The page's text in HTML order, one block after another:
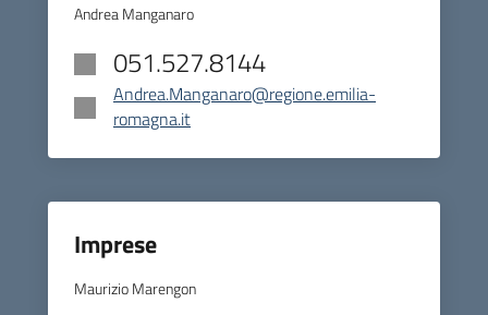
Andrea Manganaro
051.527.8144
Andrea.Manganaro@regione.emilia-
romagna.it
Imprese
Maurizio Marengon